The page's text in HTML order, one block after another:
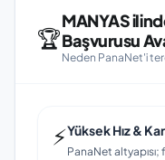
🏆
MANYAS
Başvurusu
Neden PanaNet'i
⚡Yüksek Hız &
PanaNet